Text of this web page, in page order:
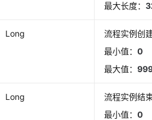
最大长度：
Long
流程实例创
最小值：0
最大值：
Long
流程实例结
最小值：0